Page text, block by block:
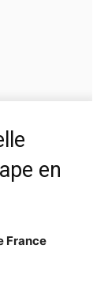
en
France